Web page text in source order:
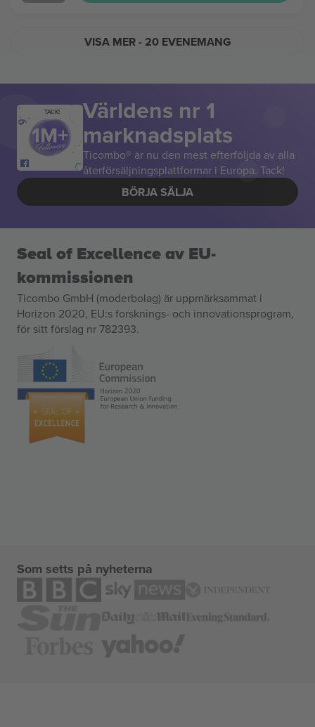
VISA MER- 20 EVENEMANG
TACK! Världens nr 1
marknadsplats
Ticombo® är nu den mest efterföljda av alla
återförsäljningsplattformar i Europa. Tack!
BÖRJA SÄLJA
Seal of Excellence av EU-
kommissionen
Ticombo GmbH (moderbolag) är uppmärksammat i
Horizon 2020, EU:s forsknings- och innovationsprogram,
för sitt förslag nr 782393.
Som setts på nyheterna